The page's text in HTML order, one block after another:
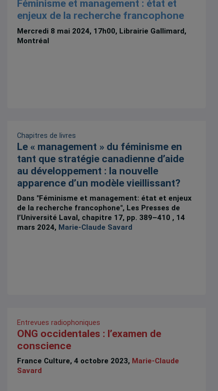
Féminisme et management : état et
enjeux de la recherche francophone
Mercredi 8 mai 2024, 17h00, Librairie Gallimard,
Montréal
Chapitres de livres
Le « management » du féminisme en
tant que stratégie canadienne d’aide
au développement : la nouvelle
apparence d’un modèle vieillissant?
Dans "Féminisme et management: état et enjeux
de la recherche francophone", Les Presses de
l’Université Laval, chapitre 17, pp. 389–410 , 14
mars 2024, Marie-Claude Savard
Entrevues radiophoniques
ONG occidentales : l’examen de
conscience
France Culture, 4 octobre 2023, Marie-Claude
Savard